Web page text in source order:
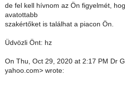
de fel kell hívnom az Ön figyelmét,
avatottabb
szakértőket is találhat a piacon Ön.
Üdvözli Önt: hz
On Thu, Oct 29, 2020 at 2:17 PM Dr
yahoo.com> wrote: